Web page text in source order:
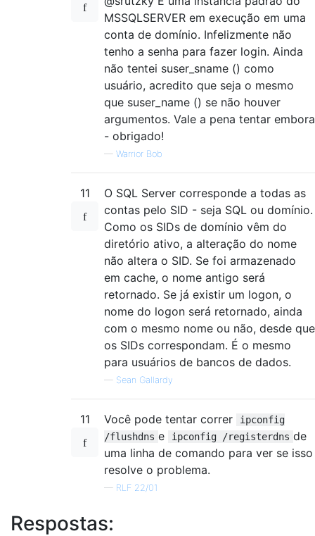
MSSQLSERVER em execução em uma
conta de domínio. Infelizmente não
tenho a senha para fazer login. Ainda
não tentei suser_sname () como
usuário, acredito que seja o mesmo
que suser_name () se não houver
argumentos. Vale a pena tentar embora
- obrigado!
— Warrior Bob
11
O SQL Server corresponde a todas as
contas pelo SID - seja SQL ou domínio.
Como os SIDs de domínio vêm do
diretório ativo, a alteração do nome
não altera o SID. Se foi armazenado
em cache, o nome antigo será
retornado. Se já existir um logon, o
nome do logon será retornado, ainda
com o mesmo nome ou não, desde que
os SIDs correspondam. É o mesmo
para usuários de bancos de dados.
— Sean Gallardy
11 Você pode tentar correr
ipconfig
/flushdns e ipconfig /registerdns de
uma linha de comando para ver se isso
resolve o problema.
— RLF 22/01
Respostas: